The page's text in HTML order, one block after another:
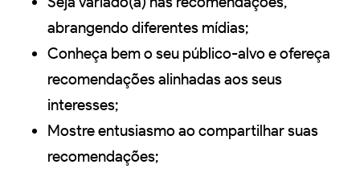
abrangendo diferentes mídias;
Conheça bem o seu público-alvo e ofereça
recomendações alinhadas aos seus
interesses;
Mostre entusiasmo ao compartilhar suas
recomendações;